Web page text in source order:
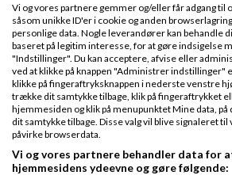
Lav løn på et øjeblik–nemt, sikkert
og billigt. Opret gratis konto.
www.danlon.dk/
Køb en virksomhed
Køb en virksomhed med
kunder og omsætning hos Saxis
www.saxis.dk
Vi og vores partnere gemmer og/eller får adgang til
såsom unikke ID'er i cookie og anden
personlige data. Nogle leverandører kan behandle
baseret på legitim interesse, for at gøre indsigelse
"Indstillinger". Du kan acceptere, afvise eller
ved at klikke på knappen "Administrer indstillinger"
klikke på fingeraftryksknappen i nederste venstre
trække dit samtykke tilbage, klik på fingeraftrykket
hjemmesiden og klik på menupunktet Mine data,
dit samtykke tilbage. Disse valg vil blive signaleret
påvirke browserdata.
Vi og vores partnere behandler data for
hjemmesidens ydeevne og gøre følgende: